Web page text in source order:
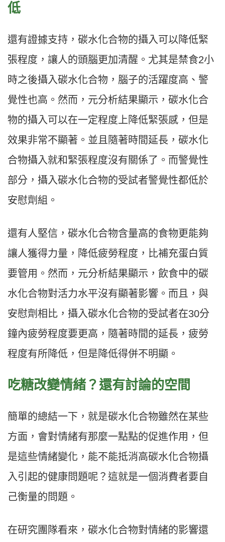
低
還有證據支持，碳水化合物的攝入可以降低緊
張程度，讓人的頭腦更加清醒。尤其是禁食2小
時之後攝入碳水化合物，腦子的活躍度高、警
覺性也高。然而，元分析結果顯示，碳水化合
物的攝入可以在一定程度上降低緊張感，但是
效果非常不顯著。並且隨著時間延長，碳水化
合物攝入就和緊張程度沒有關係了。而警覺性
部分，攝入碳水化合物的受試者警覺性都低於
安慰劑組。
還有人堅信，碳水化合物含量高的食物更能夠
讓人獲得力量，降低疲勞程度，比補充蛋白質
要管用。然而，元分析結果顯示，飲食中的碳
水化合物對活力水平沒有顯著影響。而且，與
安慰劑相比，攝入碳水化合物的受試者在30分
鐘內疲勞程度要更高，隨著時間的延長，疲勞
程度有所降低，但是降低得併不明顯。
吃糖改變情緒？還有討論的空間
簡單的總結一下，就是碳水化合物雖然在某些
方面，會對情緒有那麼一點點的促進作用，但
是這些情緒變化，能不能抵消高碳水化合物攝
入引起的健康問題呢？這就是一個消費者要自
己衡量的問題。
在研究團隊看來，碳水化合物對情緒的影響還